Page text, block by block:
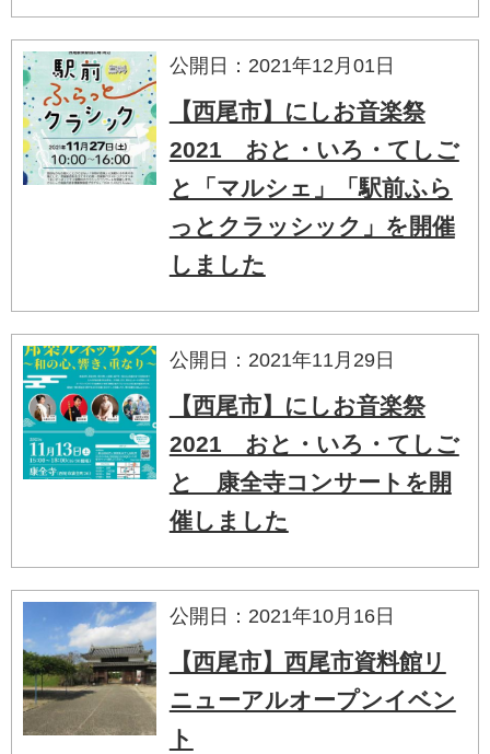
公開日：2021年12月01日
【西尾市】にしお音楽祭
2021 おと・いろ・てしご
と「マルシェ」「駅前ふら
っとクラッシック」を開催
しました
公開日：2021年11月29日
【西尾市】にしお音楽祭
2021 おと・いろ・てしご
と 康全寺コンサートを開
催しました
公開日：2021年10月16日
【西尾市】西尾市資料館リ
ニューアルオープンイベン
ト